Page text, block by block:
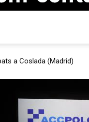
a Coslada (Madrid)